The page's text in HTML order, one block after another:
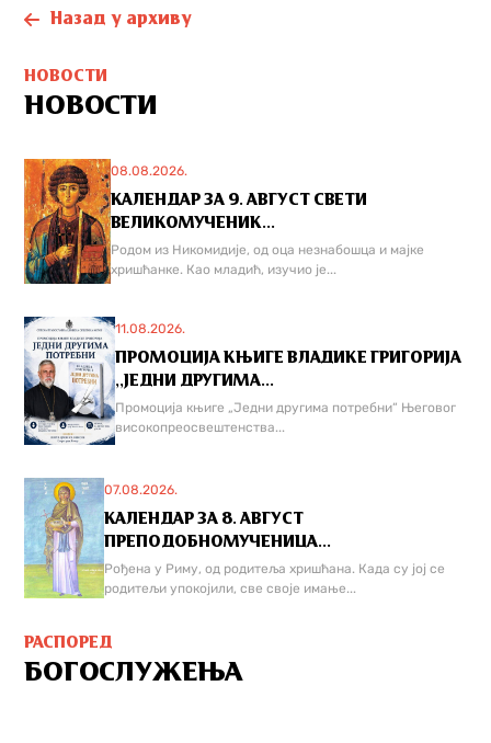
Назад у архиву
НОВОСТИ
НОВОСТИ
08.08.2026.
КАЛЕНДАР ЗА 9. АВГУСТ СВЕТИ
ВЕЛИКОМУЧЕНИК...
Родом из Никомидије, од оца незнабошца и мајке
хришћанке. Као младић, изучио је...
11.08.2026.
ПРОМОЦИЈА КЊИГЕ ВЛАДИКЕ ГРИГОРИЈА
,,ЈЕДНИ ДРУГИМА...
Промоција књиге „Једни другима потребни“ Његовог
високопреосвештенства...
07.08.2026.
КАЛЕНДАР ЗА 8. АВГУСТ
ПРЕПОДОБНОМУЧЕНИЦА...
Рођена у Риму, од родитеља хришћана. Када су јој се
родитељи упокојили, све своје имање...
РАСПОРЕД
БОГОСЛУЖЕЊА